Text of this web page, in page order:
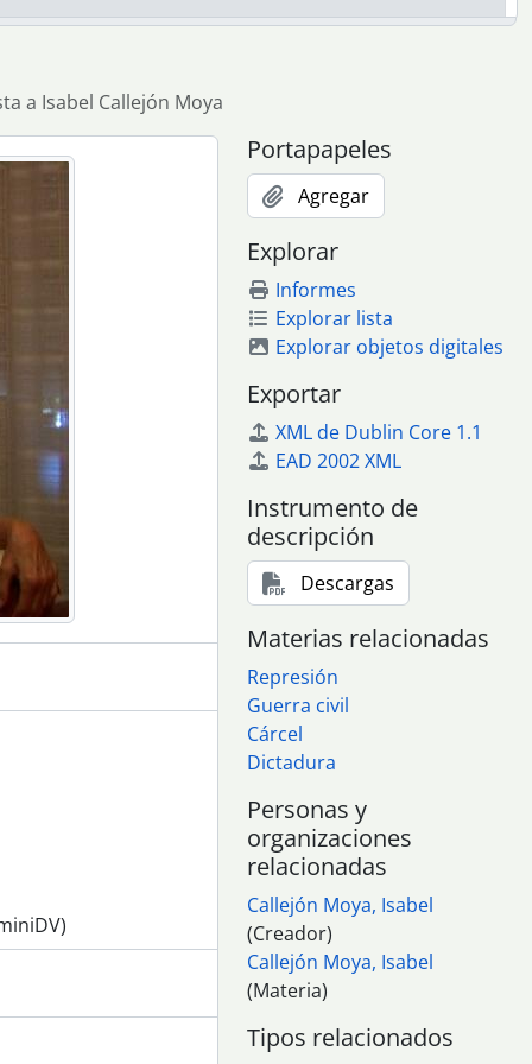
a Isabel Callejón Moya
Portapapeles
Agregar
Explorar
Informes
Explorar lista
Explorar objetos digitales
Exportar
XML de Dublin Core 1.1
EAD 2002 XML
Instrumento de
descripción
Descargas
Materias relacionadas
Represión
Guerra civil
Cárcel
Dictadura
Personas y
organizaciones
relacionadas
Callejón Moya, Isabel
(Creador)
Callejón Moya, Isabel
(Materia)
Tipos relacionados